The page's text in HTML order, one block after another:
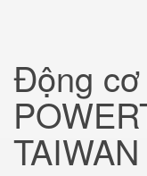
Động
TAIWAN